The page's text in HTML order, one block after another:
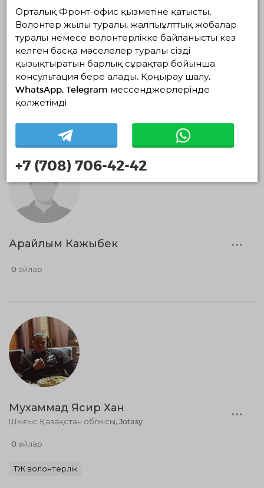
Диляра Куантырова
0 айлар
Арайлым Кажыбек
0 айлар
Мухаммад Ясир Хан
Шығыс Қазақстан облысы, Jotasy
0 айлар
ТЖ волонтерлік
Орталық Фронт-офис қызметіне қатысты,
Волонтер жылы туралы, жалпыұлттық жобалар
туралы немесе волонтерлікке байланысты кез
келген басқа мәселелер туралы сізді
қызықтыратын барлық сұрақтар бойынша
консультация бере алады. Қоңырау шалу,
WhatsApp, Telegram мессенджерлерінде
қолжетімді
+7 (708) 706-42-42